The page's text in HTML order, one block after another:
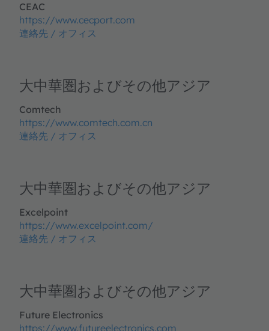
CEAC
https://www.cecport.com
連絡先 / オフィス
大中華圏およびその他アジア
Comtech
https://www.comtech.com.cn
連絡先 / オフィス
大中華圏およびその他アジア
Excelpoint
https://www.excelpoint.com/
連絡先 / オフィス
大中華圏およびその他アジア
Future Electronics
https://www.futureelectronics.com